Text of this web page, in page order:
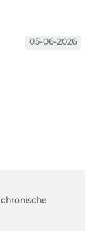
05-06-2026